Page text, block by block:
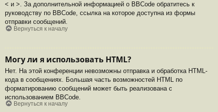
< и >. За дополнительной информацией о BBCode обратитесь к
руководству по BBCode, ссылка на которое доступна из формы
отправки сообщений.
Вернуться к началу
Могу ли я использовать HTML?
Нет. На этой конференции невозможны отправка и обработка HTML-
кода в сообщениях. Большая часть возможностей HTML по
форматированию сообщений может быть реализована с
использованием BBCode.
Вернуться к началу